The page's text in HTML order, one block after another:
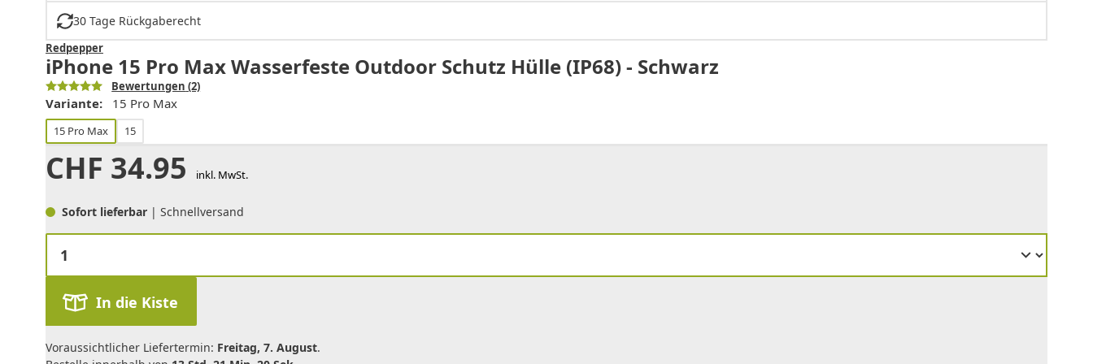
30 Tage Rückgaberecht
Redpepper
iPhone 15 Pro Max Wasserfeste Outdoor Schutz Hülle (IP68) - Schwarz
Bewertungen (2)
Variante: 15 Pro Max
15 Pro Max 15
CHF 34.95 inkl. MwSt.
Sofort lieferbar | Schnellversand
In die Kiste
Voraussichtlicher Liefertermin: Freitag, 7. August.